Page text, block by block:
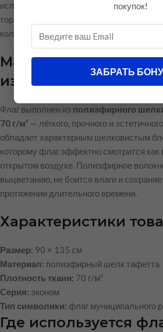
использования в административных
торжественных мероприятиях,
коллекционного или сувенирного изделия.
Материал и качество
изготовления
Флаг выполнен из полиэфирного
70 г/м² — лёгкого, прочного и
обладает характерным шелковистым
которому флаг эффектно смотрится как
открытом воздухе. Полиэфирное
выцветанию, не боится влаги и
протяжении длительного времени.
Характеристики
Размер: 90 × 135 см
Материал: полиэфирный шелк тафетта
Плотность ткани: 70 г/м²
Серия: эконом
Тип символики: флаг муниципального
Где используется
покупок!
ЗАБРАТЬ